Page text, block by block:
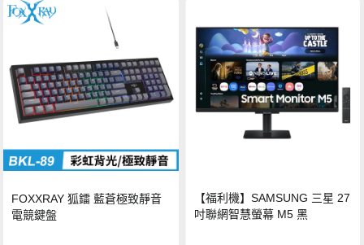
FOXXRAY 狐鐳 藍蒼極致靜音
電競鍵盤
【福利機】SAMSUNG 三星 27
吋聯網智慧螢幕 M5 黑